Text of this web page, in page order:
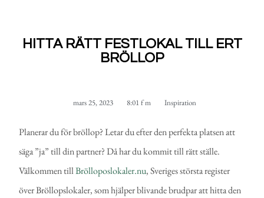
HITTA RÄTT FESTLOKAL TILL ERT
BRÖLLOP
mars 25, 2023 8:01 f m Inspiration
Planerar du för bröllop? Letar du efter den perfekta platsen att
säga ”ja” till din partner? Då har du kommit till rätt ställe.
Välkommen tillBrölloposlokaler.nu, Sveriges största register
över Bröllopslokaler, som hjälper blivande brudpar att hitta den